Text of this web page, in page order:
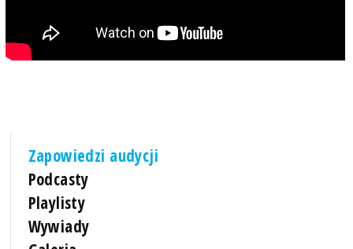
Zapowiedzi audycji
Podcasty
Playlisty
Wywiady